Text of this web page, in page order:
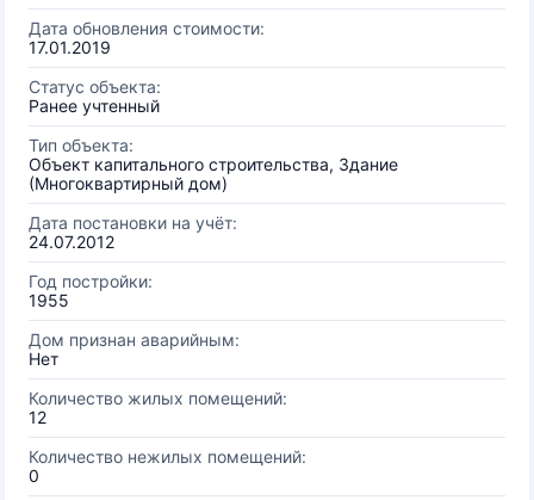
Дата обновления стоимости:
17.01.2019
Статус объекта:
Ранее учтенный
Тип объекта:
Объект капитального строительства, Здание
(Многоквартирный дом)
Дата постановки на учёт:
24.07.2012
Год постройки:
1955
Дом признан аварийным:
Нет
Количество жилых помещений:
12
Количество нежилых помещений:
0